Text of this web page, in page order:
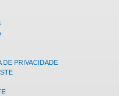
PRIVACIDADE